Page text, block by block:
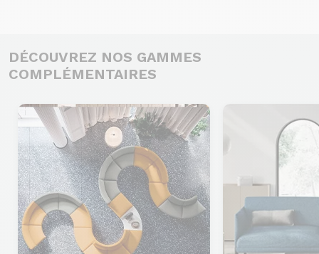
DÉCOUVREZ NOS GAMMES
COMPLÉMENTAIRES